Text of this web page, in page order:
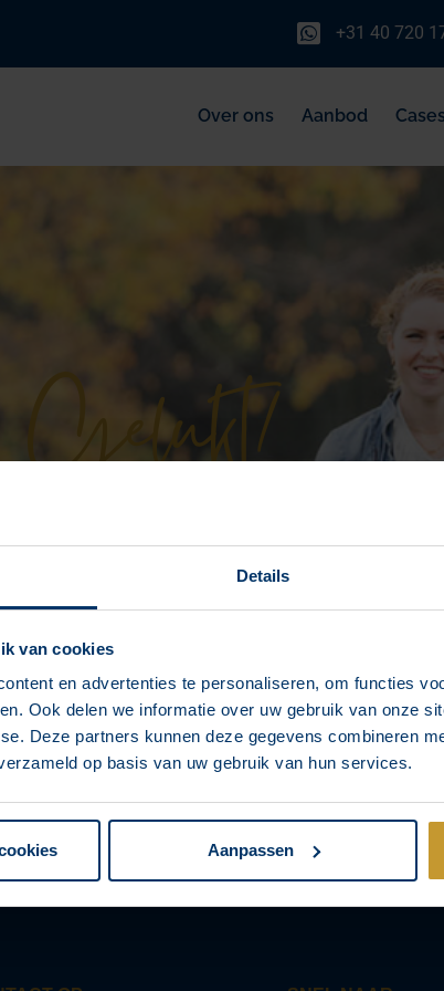
Details
van cookies
en advertenties te personaliseren, om functies
Ook delen we informatie over uw gebruik van onze
Deze partners kunnen deze gegevens combineren
op basis van uw gebruik van hun services.
Aanpassen
+31 40 720
Over ons Aanbod Cases
Gelukt!
gestart
enkele minuten een e-mail met deGEO-checklist.
even je spam- of ongewenste mailmap – soms belandt
,dan helpen we je meteen verder.